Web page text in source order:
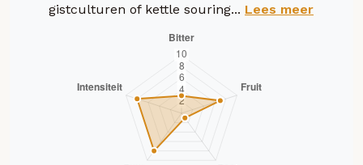
gistculturen of kettle souring... Lees meer